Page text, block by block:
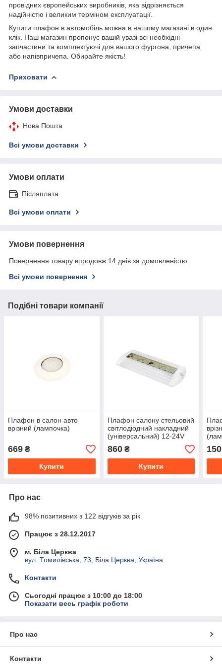
провідних європейських виробників, яка відрізняється
надійністю і великим терміном експлуатації.
Купити плафон в автомобіль можна в нашому магазині в один
клік. Наш магазин пропонує вашій увазі всі необхідні
запчастини та комплектуючі для вашого фургона, причепа
або напівпричепа. Обирайте якість!
Приховати
Умови доставки
Нова Пошта
Всі умови доставки
Умови оплати
Післяплата
Всі умови оплати
Умови повернення
Повернення товару впродовж 14 днів за домовленістю
Всі умови повернення
Подібні товари компанії
Плафон в салон авто
врізний (лампочка)
669 ₴
Купити
Плафон салону стельовий
світлодіодний накладний
(універсальний) 12-24V
(LED)
860₴
Купити
150
Про нас
98% позитивних з 122 відгуків за рік
Працює з 28.12.2017
м. Біла Церква
вул. Томилівська, 73, Біла Церква, Україна
Контакти
Сьогодні працює з 10:00 до 18:00
Показати весь графік роботи
Про нас
Контакти